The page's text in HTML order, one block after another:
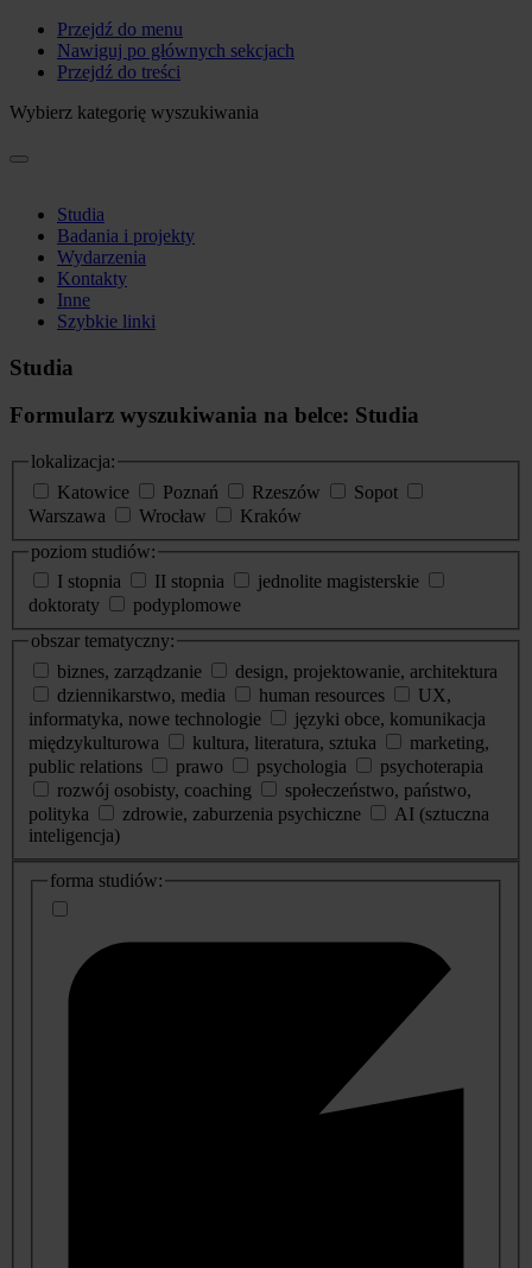
Przejdź do menu
Nawiguj po głównych sekcjach
Przejdź do treści
Wybierz kategorię wyszukiwania
Studia
Badania i projekty
Wydarzenia
Kontakty
Inne
Szybkie linki
Studia
Formularz wyszukiwania na belce: Studia
lokalizacja:
Katowice
Poznań Rzeszów
Sopot
Warszawa
Wrocław
Kraków
poziom studiów:
I stopnia
II stopnia
jednolite magisterskie
doktoraty
podyplomowe
obszar tematyczny:
biznes, zarządzanie
design, projektowanie, architektura
dziennikarstwo, media
human resources
UX,
informatyka, nowe technologie
języki obce, komunikacja
międzykulturowa
kultura, literatura, sztuka
marketing,
public relations
prawo psychologia
psychoterapia
rozwój osobisty, coaching
społeczeństwo, państwo,
polityka
zdrowie, zaburzenia psychiczne
AI (sztuczna
inteligencja)
dodatkowe
informacje
forma studiów: